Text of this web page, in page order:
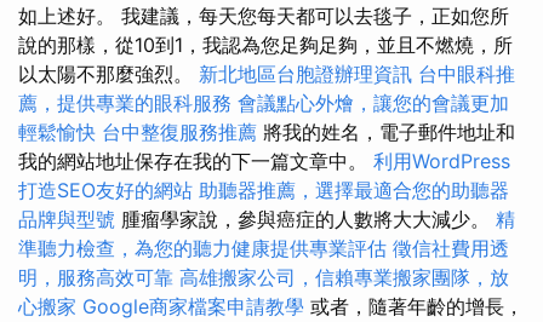
如上述好。 我建議，每天您每天都可以去毯子，正如您所
說的那樣，從10到1，我認為您足夠足夠，並且不燃燒，所
以太陽不那麼強烈。 新北地區台胞證辦理資訊 台中眼科推
薦，提供專業的眼科服務 會議點心外燴，讓您的會議更加
輕鬆愉快 台中整復服務推薦 將我的姓名，電子郵件地址和
我的網站地址保存在我的下一篇文章中。 利用WordPress
打造SEO友好的網站 助聽器推薦，選擇最適合您的助聽器
品牌與型號 腫瘤學家說，參與癌症的人數將大大減少。 精
準聽力檢查，為您的聽力健康提供專業評估 徵信社費用透
明，服務高效可靠 高雄搬家公司，信賴專業搬家團隊，放
心搬家 Google商家檔案申請教學 或者，隨著年齡的增長，